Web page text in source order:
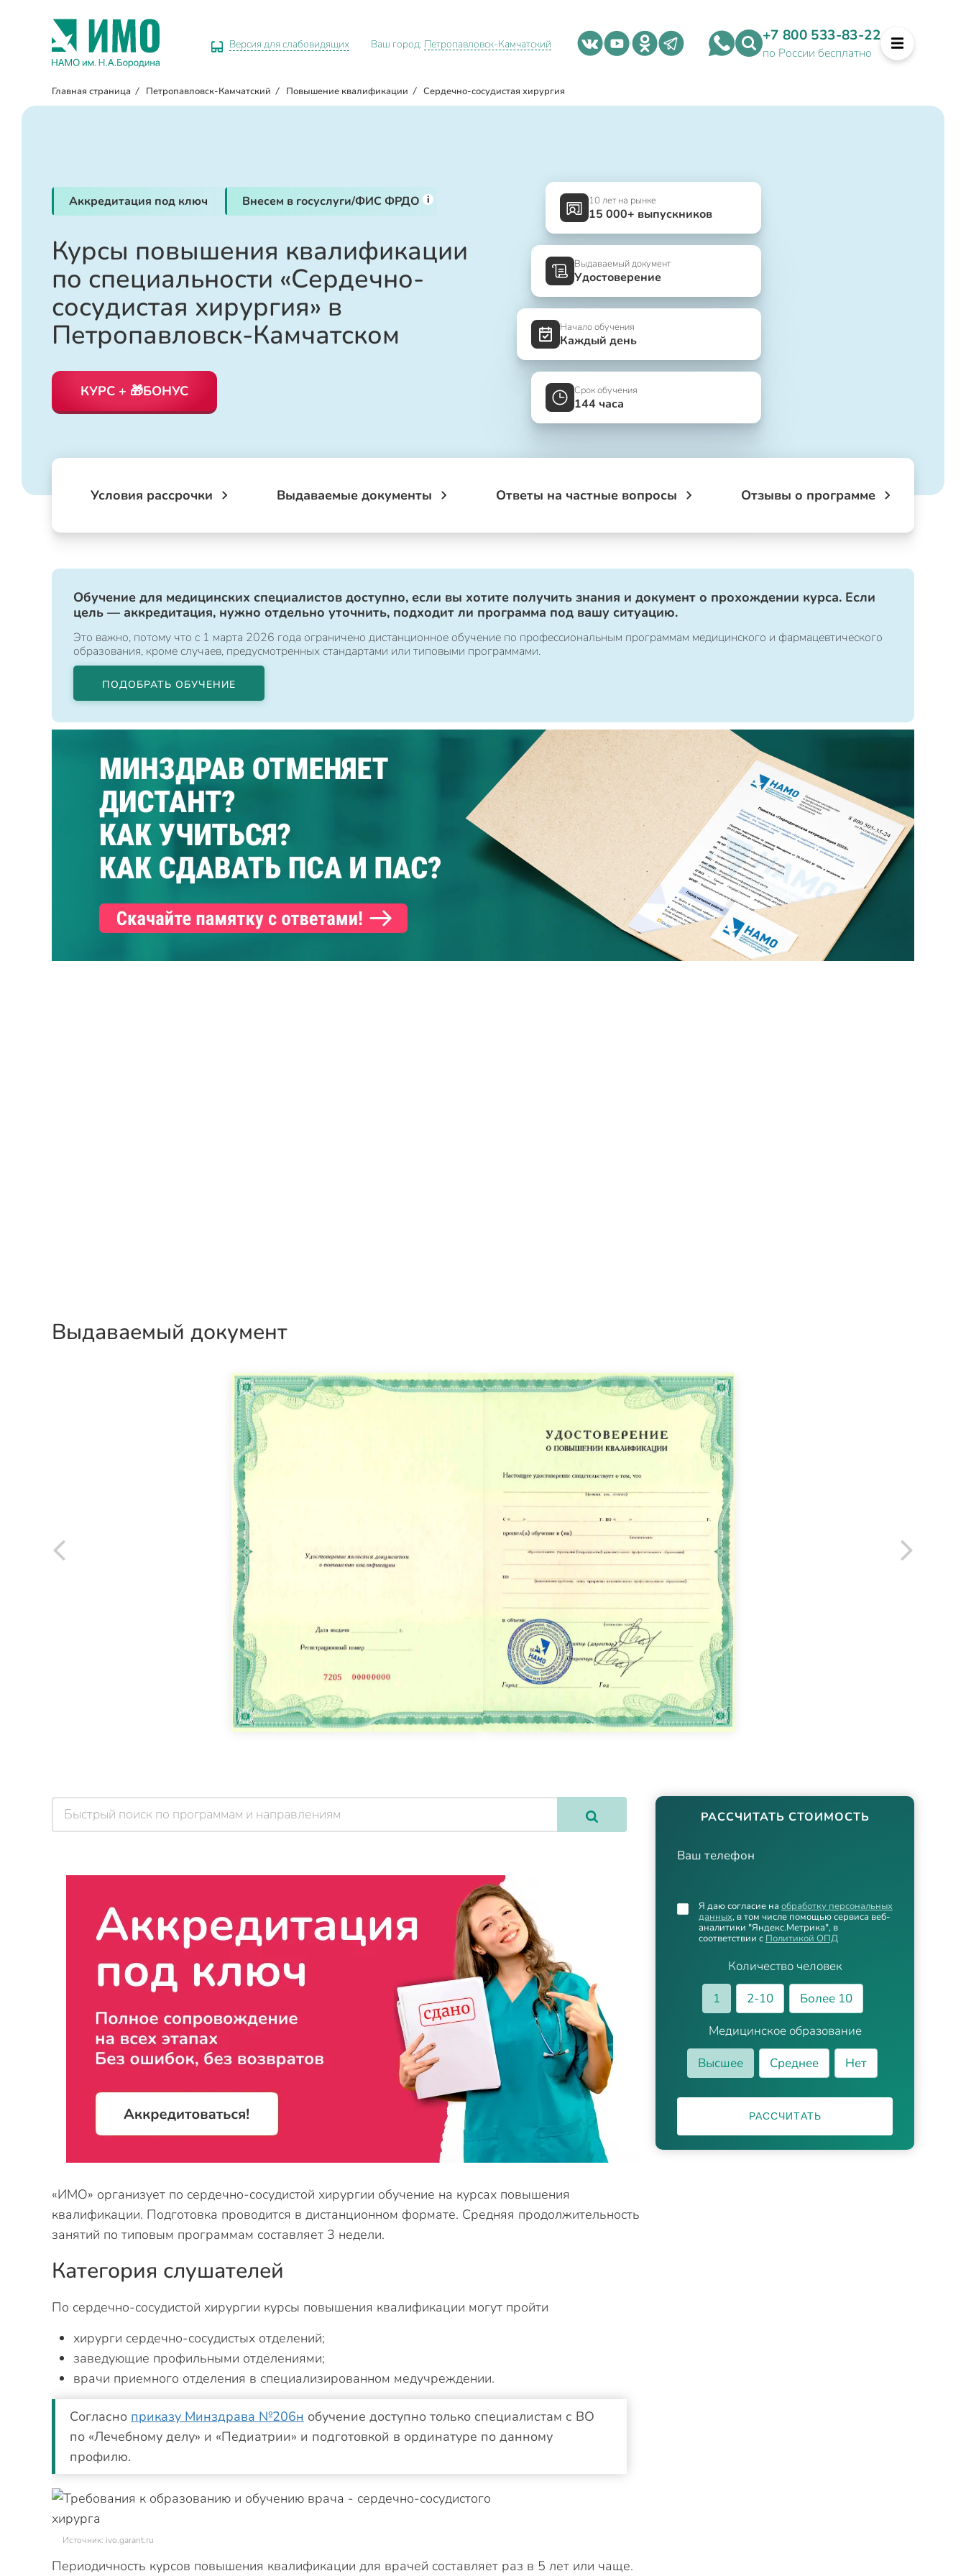
Версия для слабовидящих Ваш город: Петропавловск-Камчатский +7 800 533-83-22
по России бесплатно
Главная страница / Петропавловск-Камчатский / Повышение квалификации / Сердечно-сосудистая хирургия
Аккредитация под ключ Внесем в госуслуги/ФИС ФРДО i
Курсы повышения квалификации
по специальности «Сердечно-
сосудистая хирургия» в
Петропавловск-Камчатском
КУРС + 🎁БОНУС
10 лет на рынке
15 000+ выпускников
Выдаваемый документ
Удостоверение
Начало обучения
Каждый день
Срок обучения
144 часа
Условия рассрочки Выдаваемые документы Ответы на частные вопросы Отзывы о программе
Обучение для медицинских специалистов доступно, если вы хотите получить знания и документ о прохождении курса. Если
цель — аккредитация, нужно отдельно уточнить, подходит ли программа под вашу ситуацию.
Это важно, потому что с 1 марта 2026 года ограничено дистанционное обучение по профессиональным программам медицинского и фармацевтического
образования, кроме случаев, предусмотренных стандартами или типовыми программами.
ПОДОБРАТЬ ОБУЧЕНИЕ
Выдаваемый документ
РАССЧИТАТЬ СТОИМОСТЬ
Ваш телефон
Количество человек
1
2-10
Более 10
Медицинское образование
Высшее
Среднее Нет
Я даю согласие на обработку персональных
данных, в том числе помощью сервиса веб-
аналитики "Яндекс.Метрика", в
соответствии с Политикой ОПД
РАССЧИТАТЬ
«ИМО» организует по сердечно-сосудистой хирургии обучение на курсах повышения
квалификации. Подготовка проводится в дистанционном формате. Средняя продолжительность
занятий по типовым программам составляет 3 недели.
Категория слушателей
По сердечно-сосудистой хирургии курсы повышения квалификации могут пройти
хирурги сердечно-сосудистых отделений;
заведующие профильными отделениями;
врачи приемного отделения в специализированном медучреждении.
Согласно приказу Минздрава №206н обучение доступно только специалистам с ВО
по «Лечебному делу» и «Педиатрии» и подготовкой в ординатуре по данному
профилю.
Источник: ivo.garant.ru
Периодичность курсов повышения квалификации для врачей составляет раз в 5 лет или чаще.